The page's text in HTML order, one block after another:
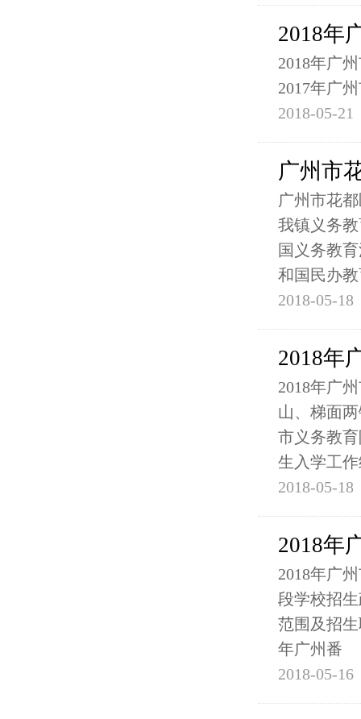
2018年
2018年广
2017年广
2018-05-21
广州市
广州市花
我镇义务
国义务教
和国民办
2018-05-18
2018年
2018年广
山、梯面
市义务教
生入学工
2018-05-18
2018年
2018年广
段学校招
范围及招
年广州番
2018-05-16